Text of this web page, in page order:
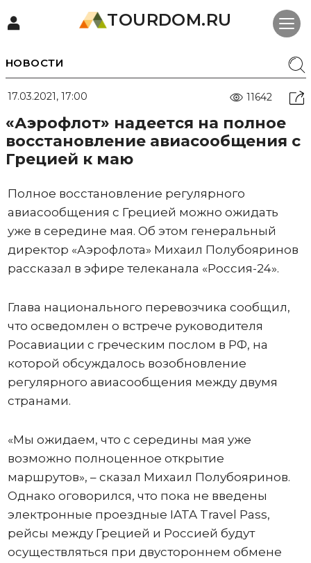
TOURDOM.RU
НОВОСТИ
17.03.2021, 17:00 11642
«Аэрофлот» надеется на полное
восстановление авиасообщения с
Грецией к маю
Полное восстановление регулярного
авиасообщения с Грецией можно ожидать
уже в середине мая. Об этом генеральный
директор «Аэрофлота» Михаил Полубояринов
рассказал в эфире телеканала «Россия-24».
Глава национального перевозчика сообщил,
что осведомлен о встрече руководителя
Росавиации с греческим послом в РФ, на
которой обсуждалось возобновление
регулярного авиасообщения между двумя
странами.
«Мы ожидаем, что с середины мая уже
возможно полноценное открытие
маршрутов», – сказал Михаил Полубояринов.
Однако оговорился, что пока не введены
электронные проездные IATA Travel Pass,
рейсы между Грецией и Россией будут
осуществляться при двустороннем обмене